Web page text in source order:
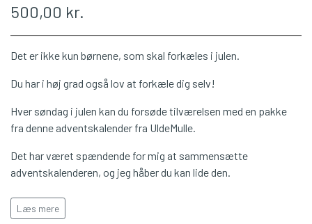
ÁLAFOSS LOPI
EINBAND
500,00 kr.
Det er ikke kun børnene, som skal forkæles i julen.
Du har i høj grad også lov at forkæle dig selv!
Hver søndag i julen kan du forsøde tilværelsen med en pakke
fra denne adventskalender fra UldeMulle.
Det har været spændende for mig at sammensætte
adventskalenderen, og jeg håber du kan lide den.
Uden at røbe for meget af, hvad adventskalenderen indeholder,
kan jeg fortælle at du både skal 'studere', være aktiv med
Læs mere